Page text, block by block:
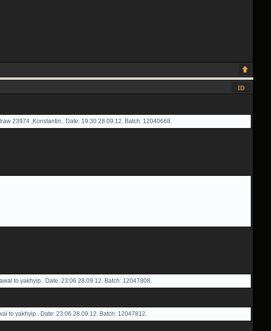
23974 ,Konstantin.. Date: 19:30 28.09.12. Batch: 12040668.
to yakhyip.. Date: 23:06 28.09.12. Batch: 12047808.
to yakhyip.. Date: 23:06 28.09.12. Batch: 12047812.